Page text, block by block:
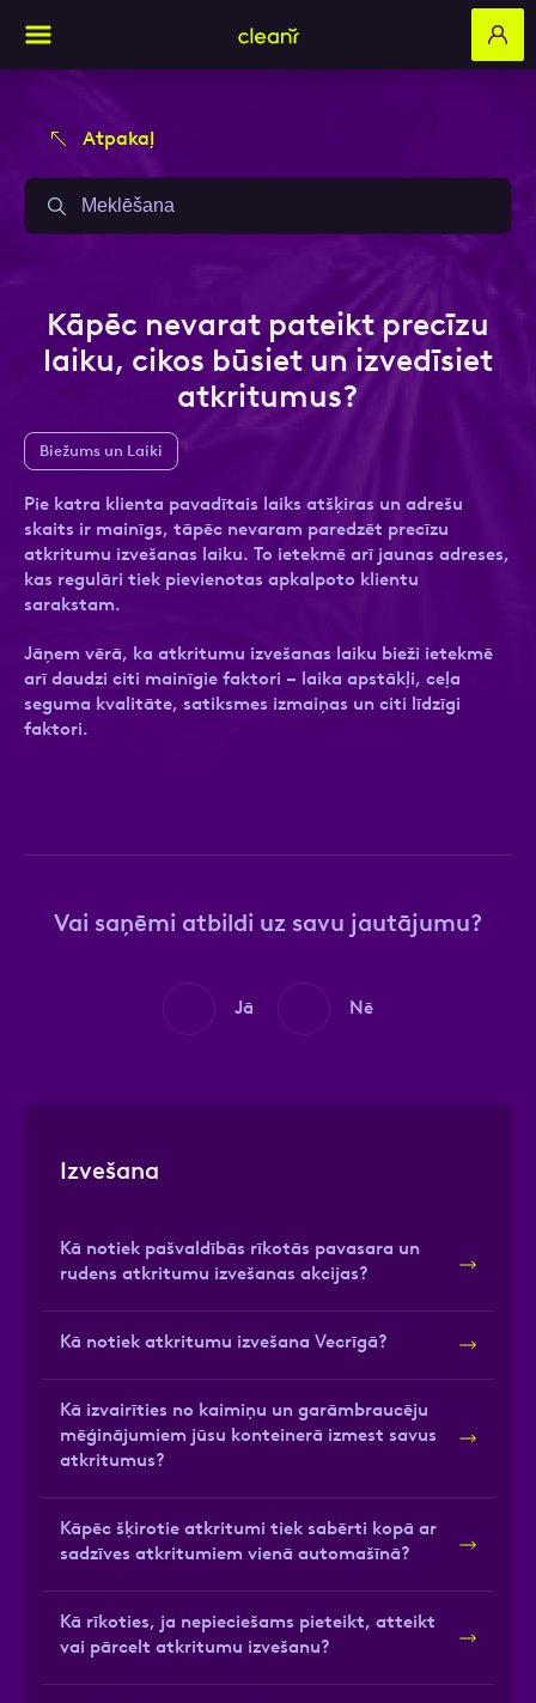
Atpakaļ
Izvešana
Kā notiek pašvaldībās rīkotās pavasara un
rudens atkritumu izvešanas akcijas?
Kā notiek atkritumu izvešana Vecrīgā?
Kā izvairīties no kaimiņu un garāmbraucēju
mēģinājumiem jūsu konteinerā izmest savus
atkritumus?
Kāpēc šķirotie atkritumi tiek sabērti kopā ar
sadzīves atkritumiem vienā automašīnā?
Kā rīkoties, ja nepieciešams pieteikt, atteikt
vai pārcelt atkritumu izvešanu?
Kāpēc nevarat pateikt precīzu
laiku, cikos būsiet un izvedīsiet
atkritumus?
Biežums un Laiki
Pie katra klienta pavadītais laiks atšķiras un adrešu
skaits ir mainīgs, tāpēc nevaram paredzēt precīzu
atkritumu izvešanas laiku. To ietekmē arī jaunas adreses,
kas regulāri tiek pievienotas apkalpoto klientu
sarakstam.
Jāņem vērā, ka atkritumu izvešanas laiku bieži ietekmē
arī daudzi citi mainīgie faktori – laika apstākļi, ceļa
seguma kvalitāte, satiksmes izmaiņas un citi līdzīgi
faktori.
Vai saņēmi atbildi uz savu jautājumu?
Jā Nē
Aizpildi pieteikuma formu un mēs ar tevi
sazināsimies
Kontakttālrunis
Ziņa
Apstiprini, ka esi iepazinies ar sadaļuPrivātuma
Aizpildi pieteikuma formu un mēs ar tevi
sazināsimies
Kontakttālrunis
Ziņa
Atzīmējiet, ka piekrītat personas datu